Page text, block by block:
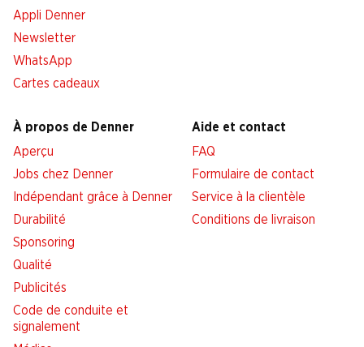
Appli Denner
Newsletter
WhatsApp
Cartes cadeaux
À propos de Denner
Aperçu
Jobs chez Denner
Indépendant grâce à Denner
Durabilité
Sponsoring
Qualité
Publicités
Code de conduite et
signalement
Aide et contact
FAQ
Formulaire de contact
Service à la clientèle
Conditions de livraison